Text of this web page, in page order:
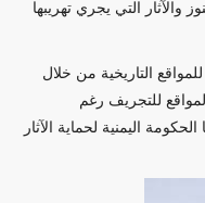
التي يجري تهريبها
التاريخية من خلال
للتجريف رغم
اليمنية لحماية الآثار